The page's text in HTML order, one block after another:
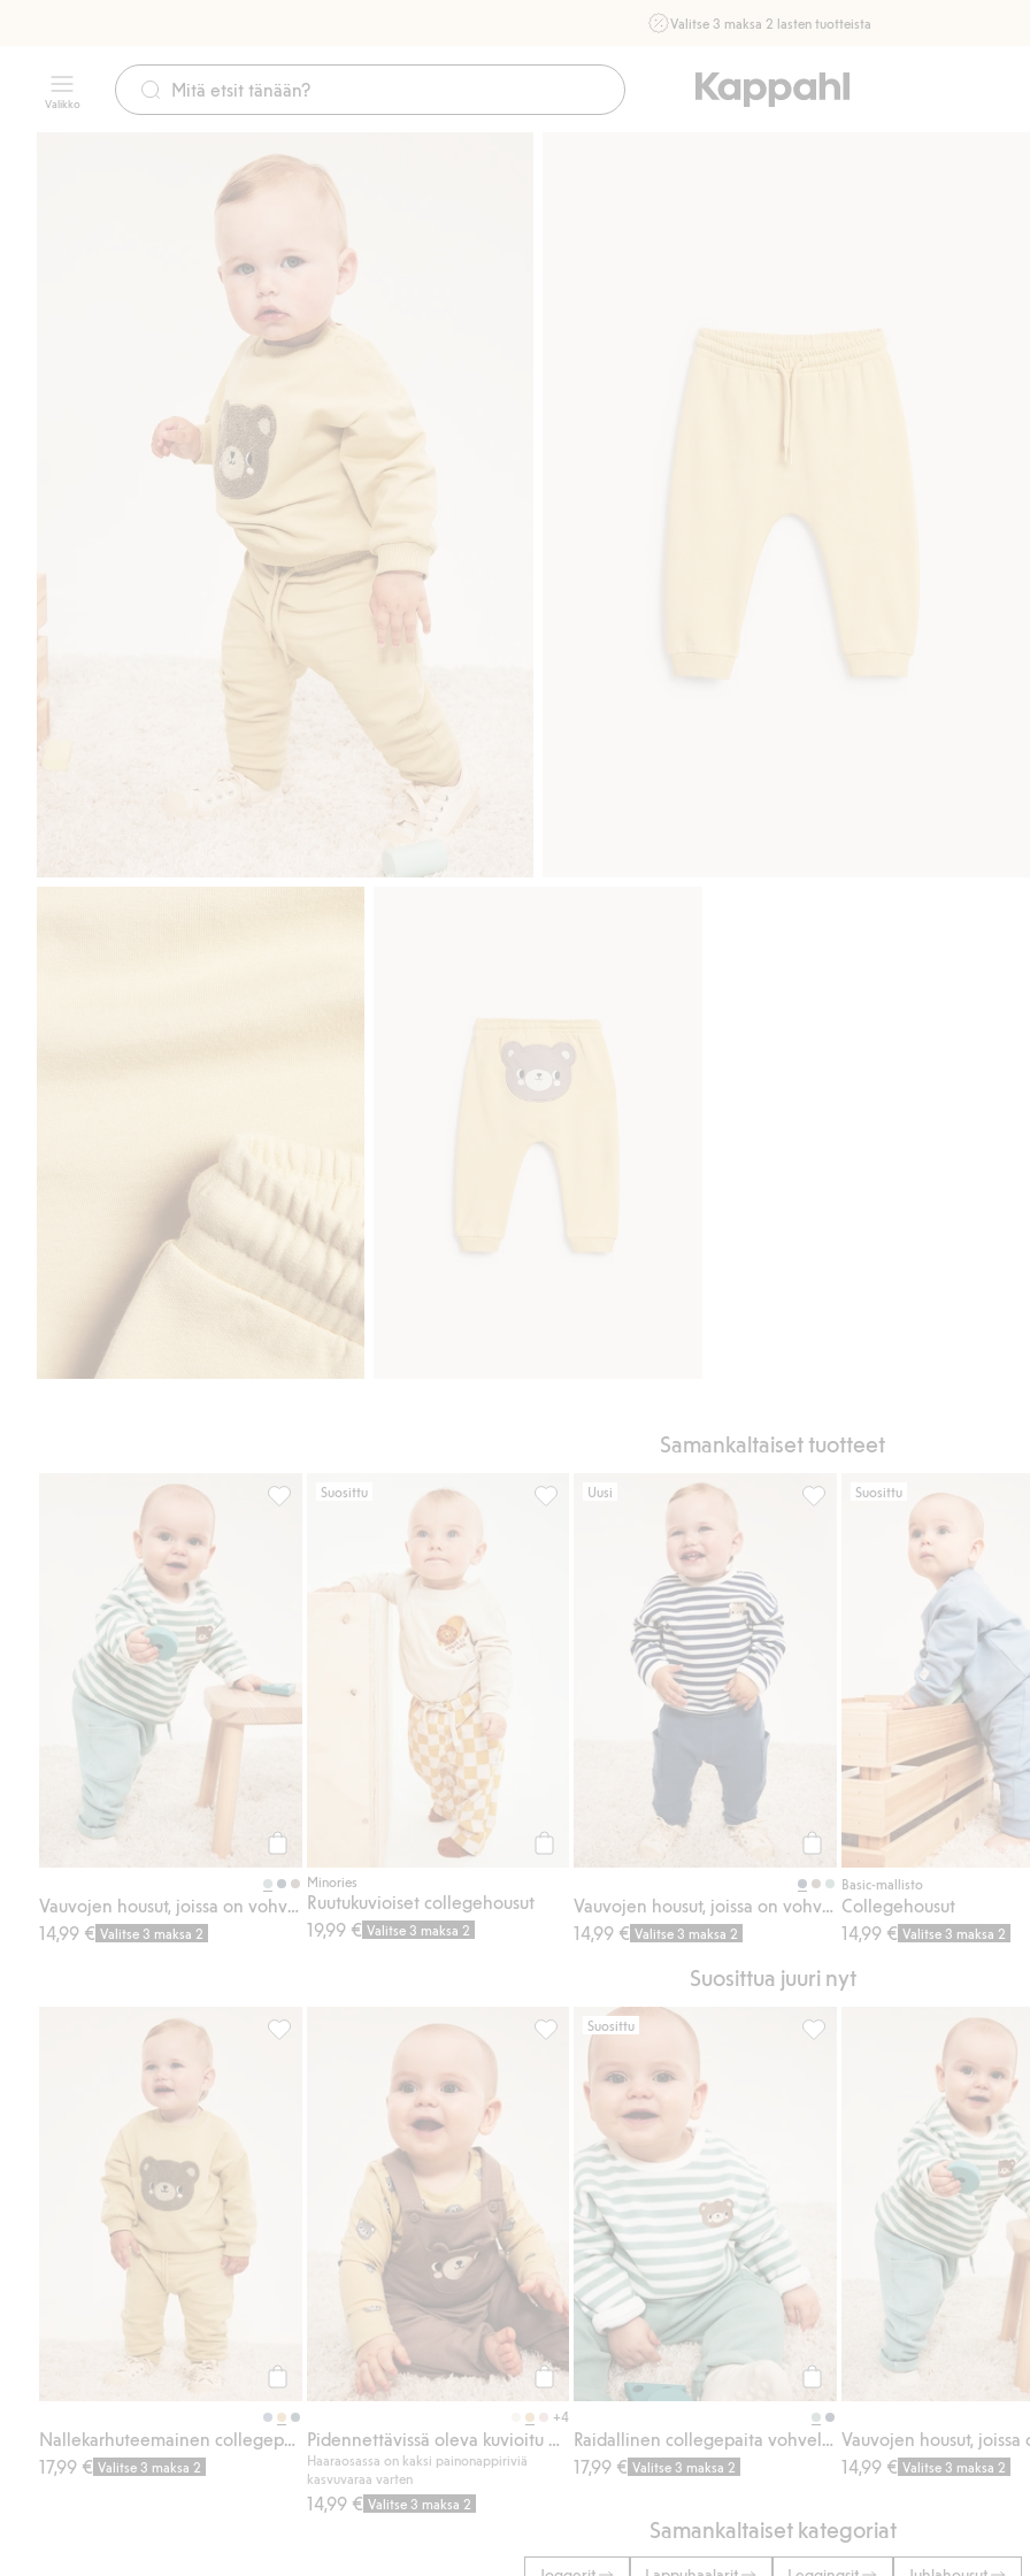
Valitse 3 maksa 2 lasten tuotteista
16.8. asti myymälässä ja verkossa. Ei voi yhdistää muihin
alennuksiin tai tarjouksiin.
Valikko
Samankaltaiset tuotteet
Osta
Vauvojen housut, joissa on vohvelipinta
14,99 € Valitse 3 maksa 2
Vauvojen housut, joissa on vohvelipinta, Lisää suosikkeihin
Suosittu
Minories
Ruutukuvioiset collegehousut
19,99 € Valitse 3 maksa 2
Ruutukuvioiset collegehousut, Lisää suosikkeihin
Uusi
Osta
Vauvojen housut, joissa on vohvelipinta
14,99 € Valitse 3 maksa 2
Vauvojen housut, joissa on
Suosittu
Basic-mallisto
Collegehousut
14,99 € Valitse 3 maksa 2
Suosittua juuri nyt
Nallekarhuteemainen collegepaita
17,99 € Valitse 3 maksa 2
Nallekarhuteemainen collegepaita, Lisää suosikkeihin
Osta
+4
Pidennettävissä oleva kuvioitu body
Haaraosassa on kaksi painonappiriviä
kasvuvaraa varten
14,99 € Valitse 3 maksa 2
Pidennettävissä oleva kuvioitu body, Lisää suosikkeihin
Suosittu
Osta
Raidallinen collegepaita vohvelipinnalla
17,99 € Valitse 3 maksa 2
Raidallinen collegepaita
14,99 € Valitse 3 maksa 2
Samankaltaiset kategoriat